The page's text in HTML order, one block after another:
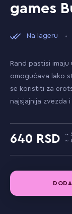
games
Na lageru
Rand pastisi
omogućava lako
se koristiti za
najsjajnija zvezda
640